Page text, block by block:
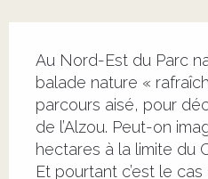
Au Nord-Est du Parc
balade nature «
parcours aisé, pour
de l’Alzou. Peut-on
hectares à la limite du
Et pourtant c’est le